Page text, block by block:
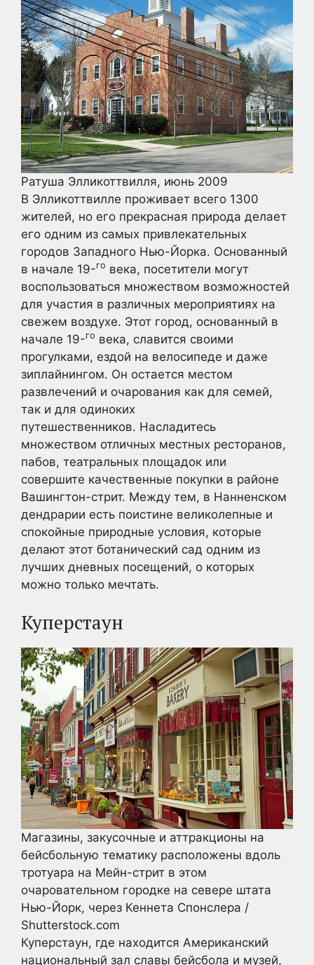
Ратуша Элликоттвилля, июнь 2009
В Элликоттвилле проживает всего 1300
жителей, но его прекрасная природа делает
его одним из самых привлекательных
городов Западного Нью-Йорка. Основанный
в начале 19-го века, посетители могут
воспользоваться множеством возможностей
для участия в различных мероприятиях на
свежем воздухе. Этот город, основанный в
начале 19-го века, славится своими
прогулками, ездой на велосипеде и даже
зиплайнингом. Он остается местом
развлечений и очарования как для семей,
так и для одиноких
путешественников. Насладитесь
множеством отличных местных ресторанов,
пабов, театральных площадок или
совершите качественные покупки в районе
Вашингтон-стрит. Между тем, в Нанненском
дендрарии есть поистине великолепные и
спокойные природные условия, которые
делают этот ботанический сад одним из
лучших дневных посещений, о которых
можно только мечтать.
Куперстаун
Магазины, закусочные и аттракционы на
бейсбольную тематику расположены вдоль
тротуара на Мейн-стрит в этом
очаровательном городке на севере штата
Нью-Йорк, через Кеннета Спонслера /
Shutterstock.com
Куперстаун, где находится Американский
национальный зал славы бейсбола и музей,